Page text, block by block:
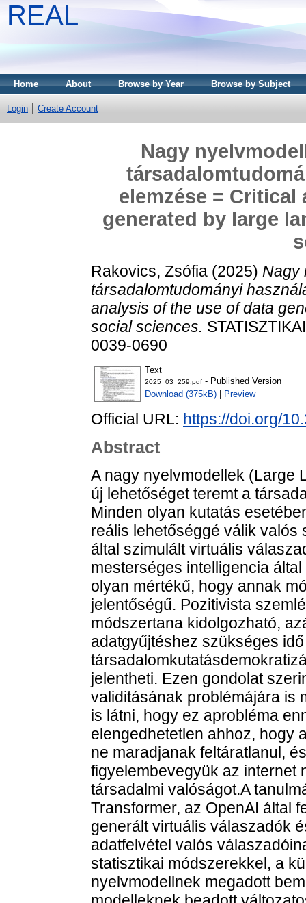
REAL
Home About Browse by Year Browse by Subject
Login Create Account
Nagy
elemzése =
generated by large
Rakovics, Zsófia (2025) Nagy
társadalomtudományi
analysis of the use of data
social sciences.
0039-0690
Text
2025_03_259.pdf - Published Version
Download (375kB)
Preview
Official URL: https://doi.org/
Abstract
A nagy nyelvmodellek (Large
új lehetőséget teremt a
Minden olyan kutatás
reális lehetőséggé válik valós
által szimulált virtuális
mesterséges intelligencia
olyan mértékű, hogy annak
jelentőségű. Pozitivista
módszertana kidolgozható,
adatgyűjtéshez szükséges
jelentheti. Ezen gondolat
validitásának problémájára is
is látni, hogy ez aprobléma
elengedhetetlen ahhoz, hogy
ne maradjanak feltáratlanul,
figyelembevegyük az internet
társadalmi valóságot.A
Transformer, az OpenAI által
generált virtuális válaszadók
adatfelvétel valós
statisztikai módszerekkel, a
nyelvmodellnek megadott